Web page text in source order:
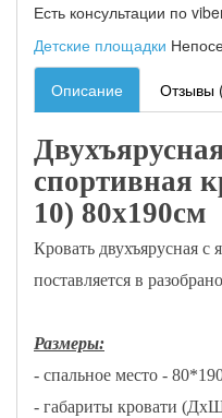
Есть консультации по
Детские площадки
Описание Отзывы
спортивная
10) 80x190см
Кровать двухъярусная
поставляется в
Размеры:
- спальное место -
- габариты кровати